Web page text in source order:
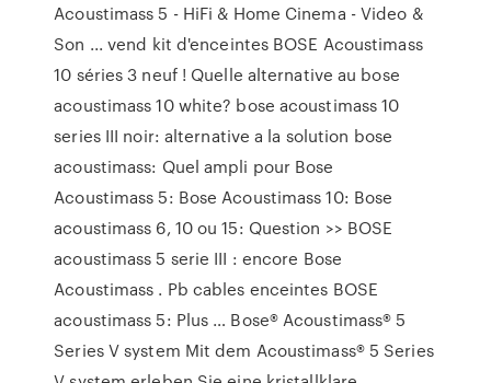
Acoustimass 5 - HiFi & Home Cinema - Video &
Son ... vend kit d'enceintes BOSE Acoustimass
10 séries 3 neuf ! Quelle alternative au bose
acoustimass 10 white? bose acoustimass 10
series III noir: alternative a la solution bose
acoustimass: Quel ampli pour Bose
Acoustimass 5: Bose Acoustimass 10: Bose
acoustimass 6, 10 ou 15: Question >> BOSE
acoustimass 5 serie III : encore Bose
Acoustimass . Pb cables enceintes BOSE
acoustimass 5: Plus … Bose® Acoustimass® 5
Series V system Mit dem Acoustimass® 5 Series